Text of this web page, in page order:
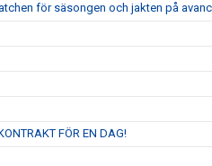
för säsongen och jakten på
FÖR EN DAG!